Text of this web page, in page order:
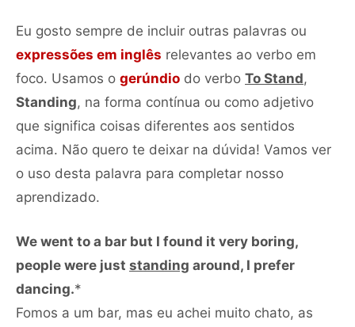
Eu gosto sempre de incluir outras palavras ou
expressões em inglês relevantes ao verbo em
foco. Usamos o gerúndio do verbo To Stand,
Standing, na forma contínua ou como adjetivo
que significa coisas diferentes aos sentidos
acima. Não quero te deixar na dúvida! Vamos ver
o uso desta palavra para completar nosso
aprendizado.
We went to a bar but I found it very boring,
people were just standing around, I prefer
dancing.*
Fomos a um bar, mas eu achei muito chato, as